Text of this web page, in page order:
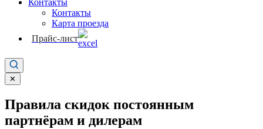
Контакты
Контакты
Карта проезда
Прайс-лист
✕
Правила скидок постоянным
партнёрам и дилерам